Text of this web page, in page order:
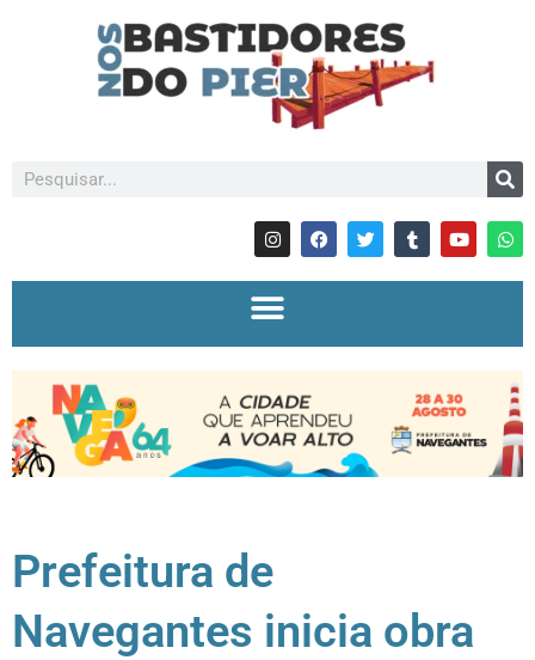
Prefeitura de
Navegantes inicia obra